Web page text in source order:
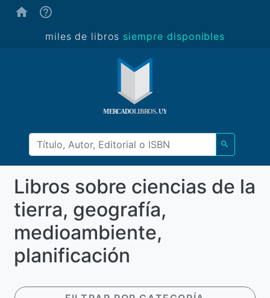
miles de libros siempre disponibles
Libros sobre ciencias de la
tierra, geografía,
medioambiente,
planificación